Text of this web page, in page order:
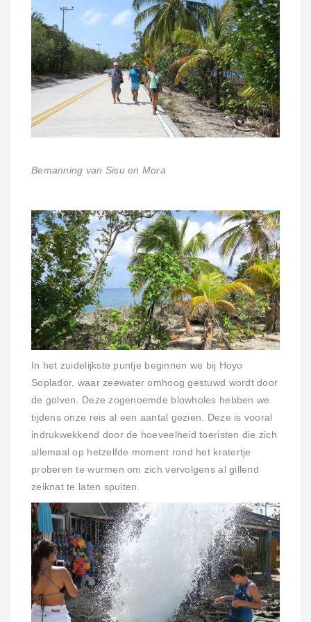
Bemanning van Sisu en Mora
In het zuidelijkste puntje beginnen we bij Hoyo
Soplador, waar zeewater omhoog gestuwd wordt door
de golven. Deze zogenoemde blowholes hebben we
tijdens onze reis al een aantal gezien. Deze is vooral
indrukwekkend door de hoeveelheid toeristen die zich
allemaal op hetzelfde moment rond het kratertje
proberen te wurmen om zich vervolgens al gillend
zeiknat te laten spuiten.